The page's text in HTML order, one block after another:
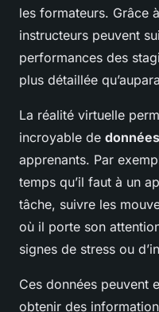
les formateurs. Grâce
instructeurs peuvent
performances des
plus détaillée
La réalité virtuelle
incroyable de
apprenants. Par
temps qu’il faut à un
tâche, suivre les
où il porte son
signes de stress ou
Ces données peuvent
obtenir des